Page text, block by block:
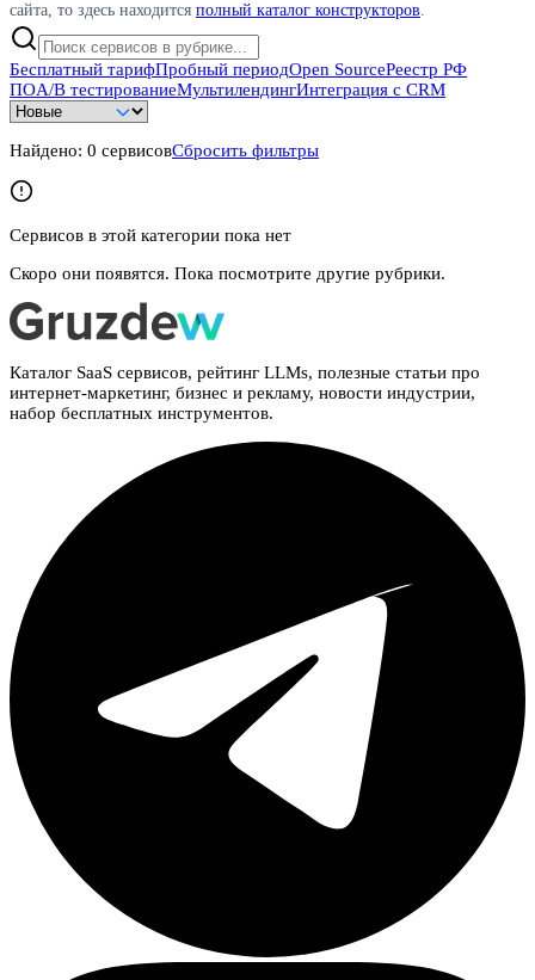
сайта, то здесь находится полный каталог конструкторов.
Бесплатный тарифПробный периодOpen SourceРеестр РФ
ПОA/B тестированиеМультилендингИнтеграция с CRM
Найдено: 0 сервисовСбросить фильтры
Сервисов в этой категории пока нет
Скоро они появятся. Пока посмотрите другие рубрики.
Каталог SaaS сервисов, рейтинг LLMs, полезные статьи про
интернет-маркетинг, бизнес и рекламу, новости индустрии,
набор бесплатных инструментов.